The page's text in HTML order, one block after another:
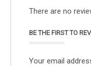
There are no
BE THE FIRST TO
Your email